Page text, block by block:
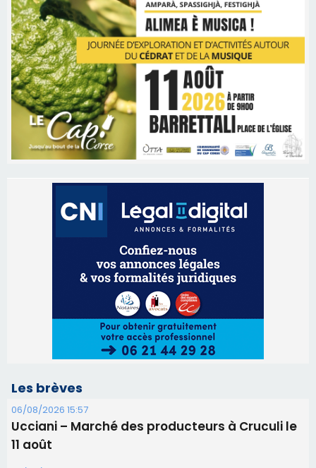
Les brèves
06/08/2026 15:57
Ucciani – Marché des producteurs à Cruculi le
11 août